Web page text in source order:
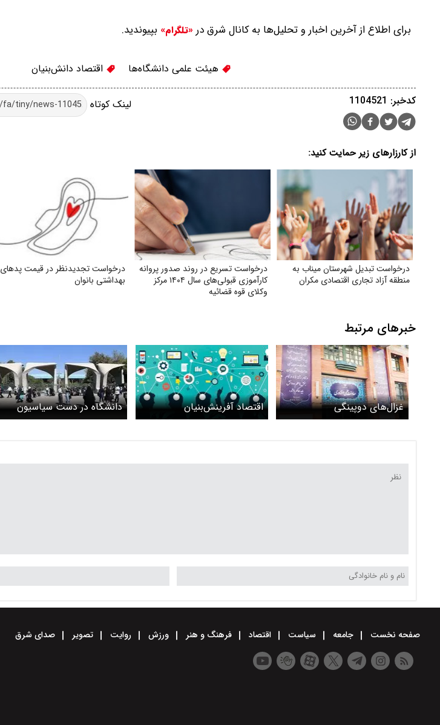
برای اطلاع از آخرین اخبار و تحلیل‌ها به کانال شرق در «تلگرام» بپیوندید.
هیئت علمی دانشگاه‌ها اقتصاد دانش‌بنیان
لینک کوتاه کدخبر: 1104521
از کارزارهای زیر حمایت کنید:
درخواست تبدیل شهرستان میناب به
منطقه آزاد تجاری اقتصادی مکران
درخواست تسریع در روند صدور پروانه
کارآموزی قبولی‌های سال ۱۴۰۴ مرکز
وکلای قوه‌ قضائیه
درخواست تجدیدنظر در قیمت پدهای
بهداشتی بانوان
خبرهای مرتبط
غزال‌های دوپینگی اقتصاد آفرینش‌بنیان دانشگاه در دست سیاسیون
صفحه نخست جامعه سیاست اقتصاد فرهنگ و هنر ورزش روایت تصویر صدای شرق